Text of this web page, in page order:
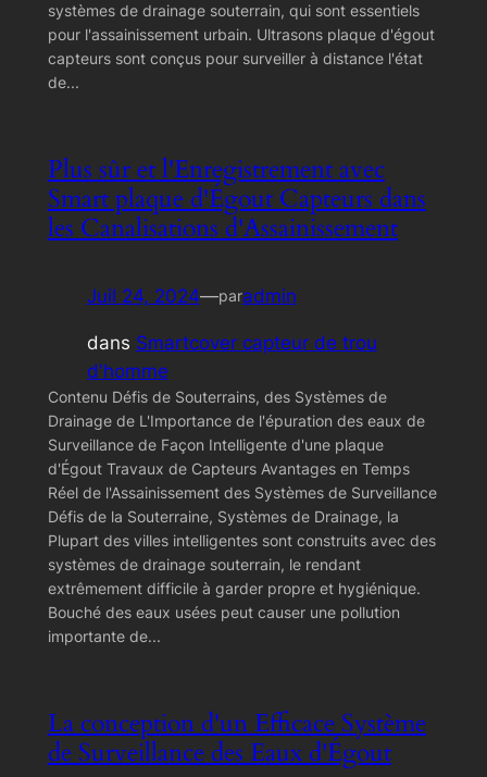
systèmes de drainage souterrain, qui sont essentiels
pour l'assainissement urbain. Ultrasons plaque d'égout
capteurs sont conçus pour surveiller à distance l'état
de...
Plus sûr et l'Enregistrement avec
Smart plaque d'Égout Capteurs dans
les Canalisations d'Assainissement
Juil 24, 2024—paradmin
dans Smartcover capteur de trou
d'homme
Contenu Défis de Souterrains, des Systèmes de
Drainage de L'Importance de l'épuration des eaux de
Surveillance de Façon Intelligente d'une plaque
d'Égout Travaux de Capteurs Avantages en Temps
Réel de l'Assainissement des Systèmes de Surveillance
Défis de la Souterraine, Systèmes de Drainage, la
Plupart des villes intelligentes sont construits avec des
systèmes de drainage souterrain, le rendant
extrêmement difficile à garder propre et hygiénique.
Bouché des eaux usées peut causer une pollution
importante de...
La conception d'un Efficace Système
de Surveillance des Eaux d'Égout